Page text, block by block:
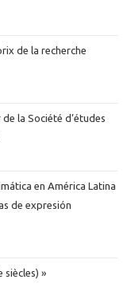
de la recherche
la Société d’études
en América Latina
de expresión
siècles) »